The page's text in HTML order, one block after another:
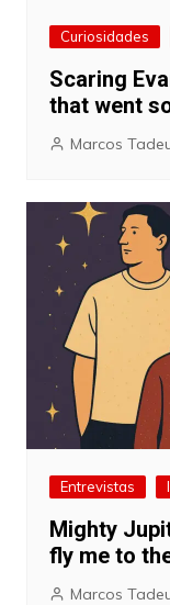
Curiosidades
Scaring
that went
Marcos
Entrevistas
Mighty
fly me to
Marcos